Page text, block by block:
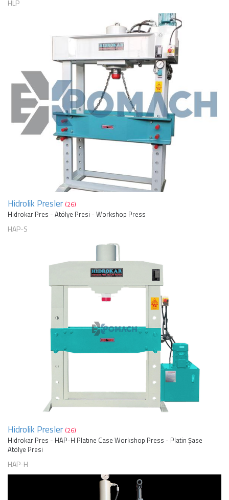
HLP
Hidrolik Presler (26)
Hidrokar Pres - Atölye Presi - Workshop Press
HAP-S
Hidrolik Presler (26)
Hidrokar Pres - HAP-H Platıne Case Workshop Press - Platin Şase
Atölye Presi
HAP-H